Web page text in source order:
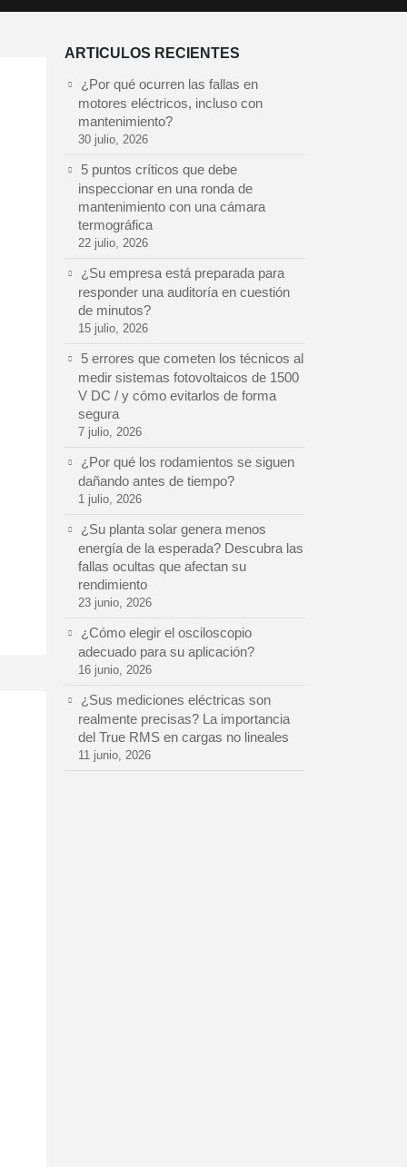
ARTICULOS RECIENTES
¿Por qué ocurren las fallas en
motores eléctricos, incluso con
mantenimiento?
30 julio, 2026
5 puntos críticos que debe
inspeccionar en una ronda de
mantenimiento con una cámara
termográfica
22 julio, 2026
¿Su empresa está preparada para
responder una auditoría en cuestión
de minutos?
15 julio, 2026
5 errores que cometen los técnicos al
medir sistemas fotovoltaicos de 1500
V DC / y cómo evitarlos de forma
segura
7 julio, 2026
¿Por qué los rodamientos se siguen
dañando antes de tiempo?
1 julio, 2026
¿Su planta solar genera menos
energía de la esperada? Descubra las
fallas ocultas que afectan su
rendimiento
23 junio, 2026
¿Cómo elegir el osciloscopio
adecuado para su aplicación?
16 junio, 2026
¿Sus mediciones eléctricas son
realmente precisas? La importancia
del True RMS en cargas no lineales
11 junio, 2026